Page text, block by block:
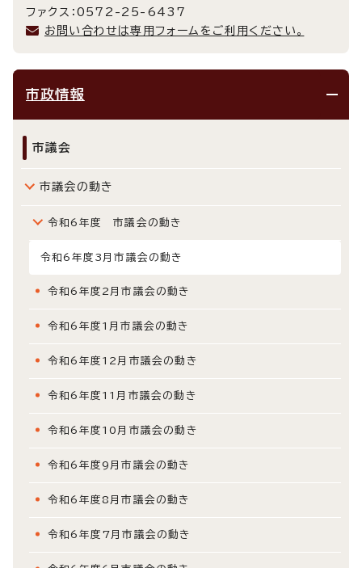
ファクス：0572-25-6437
お問い合わせは専用フォームをご利用ください。
市政情報
市議会
市議会の動き
令和6年度 市議会の動き
令和6年度3月市議会の動き
令和6年度2月市議会の動き
令和6年度1月市議会の動き
令和6年度12月市議会の動き
令和6年度11月市議会の動き
令和6年度10月市議会の動き
令和6年度9月市議会の動き
令和6年度8月市議会の動き
令和6年度7月市議会の動き